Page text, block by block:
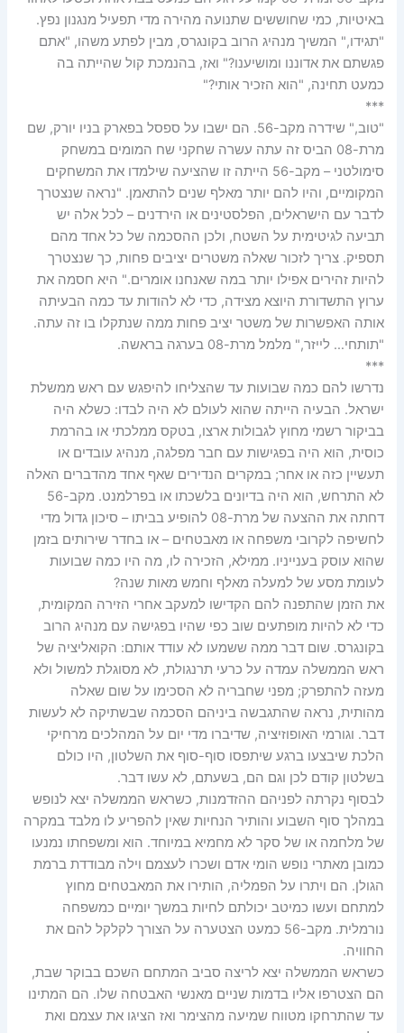
באיטיות, כמי שחוששים שתנועה מהירה מדי תפעיל מנגנון נפץ.
"תגידו," המשיך מנהיג הרוב בקונגרס, מבין לפתע משהו, "אתם
פגשתם את אדוננו ומושיענו?" ואז, בהנמכת קול שהייתה בה
כמעט תחינה, "הוא הזכיר אותי?"
***
"טוב," שידרה מקב-56. הם ישבו על ספסל בפארק בניו יורק, שם
מרת-08 הביס זה עתה עשרה שחקני שח המומים במשחק
סימולטני – מקב-56 הייתה זו שהציעה שילמדו את המשחקים
המקומיים, והיו להם יותר מאלף שנים להתאמן. "נראה שנצטרך
לדבר עם הישראלים, הפלסטינים או הירדנים – לכל אלה יש
תביעה לגיטימית על השטח, ולכן ההסכמה של כל אחד מהם
תספיק. צריך לזכור שאלה משטרים יציבים פחות, כך שנצטרך
להיות זהירים אפילו יותר במה שאנחנו אומרים." היא חסמה את
ערוץ התשדורת היוצא מצידה, כדי לא להודות עד כמה הבעיתה
אותה האפשרות של משטר יציב פחות ממה שנתקלו בו זה עתה.
"תותחי… לייזר," מלמל מרת-08 בערגה בראשה.
***
נדרשו להם כמה שבועות עד שהצליחו להיפגש עם ראש ממשלת
ישראל. הבעיה הייתה שהוא לעולם לא היה לבדו: כשלא היה
בביקור רשמי מחוץ לגבולות ארצו, בטקס ממלכתי או בהרמת
כוסית, הוא היה בפגישות עם חבר מפלגה, מנהיג עובדים או
תעשיין כזה או אחר; במקרים הנדירים שאף אחד מהדברים האלה
לא התרחש, הוא היה בדיונים בלשכתו או בפרלמנט. מקב-56
דחתה את ההצעה של מרת-08 להופיע בביתו – סיכון גדול מדי
לחשיפה לקרובי משפחה או מאבטחים – או בחדר שירותים בזמן
שהוא עוסק בענייניו. ממילא, הזכירה לו, מה היו כמה שבועות
לעומת מסע של למעלה מאלף וחמש מאות שנה?
את הזמן שהתפנה להם הקדישו למעקב אחרי הזירה המקומית,
כדי לא להיות מופתעים שוב כפי שהיו בפגישה עם מנהיג הרוב
בקונגרס. שום דבר ממה ששמעו לא עודד אותם: הקואליציה של
ראש הממשלה עמדה על כרעי תרנגולת, לא מסוגלת למשול ולא
מעזה להתפרק; מפני שחבריה לא הסכימו על שום שאלה
מהותית, נראה שהתגבשה ביניהם הסכמה שבשתיקה לא לעשות
דבר. וגורמי האופוזיציה, שדיברו מדי יום על המהלכים מרחיקי
הלכת שיבצעו ברגע שיתפסו סוף-סוף את השלטון, היו כולם
בשלטון קודם לכן וגם הם, בשעתם, לא עשו דבר.
לבסוף נקרתה לפניהם ההזדמנות, כשראש הממשלה יצא לנופש
במהלך סוף השבוע והותיר הנחיות שאין להפריע לו מלבד במקרה
של מלחמה או של סקר לא מחמיא במיוחד. הוא ומשפחתו נמנעו
כמובן מאתרי נופש הומי אדם ושכרו לעצמם וילה מבודדת ברמת
הגולן. הם ויתרו על הפמליה, הותירו את המאבטחים מחוץ
למתחם ועשו כמיטב יכולתם לחיות במשך יומיים כמשפחה
נורמלית. מקב-56 כמעט הצטערה על הצורך לקלקל להם את
החוויה.
כשראש הממשלה יצא לריצה סביב המתחם השכם בבוקר שבת,
הם הצטרפו אליו בדמות שניים מאנשי האבטחה שלו. הם המתינו
עד שהתרחקו מטווח שמיעה מהצימר ואז הציגו את עצמם ואת